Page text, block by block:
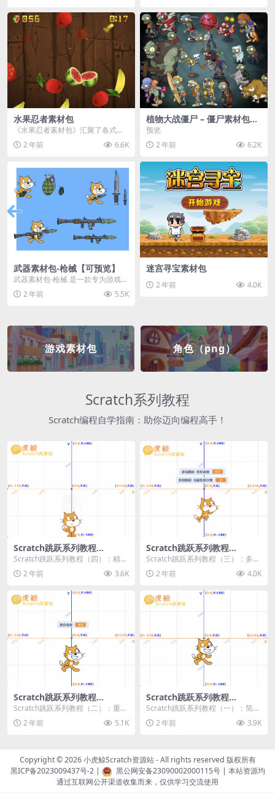
水果忍者素材包
《水果忍者素材包》汇聚了各式鲜
美诱人的水果图像与清脆悦耳的切
割音效，专为追求极致...
2 年前 6.6K
植物大战僵尸 – 僵尸素材包
【可预览】
预览
2 年前
6.2K
武器素材包-枪械【可预览】
武器素材包-枪械 是一款专为游戏开
发者和创作者设计的素材包，包含
多种高质量的枪械...
2 年前 5.5K
迷宫寻宝素材包
2 年前 4.0K
游戏素材包 角色（png）
Scratch系列教程
Scratch编程自学指南：助你迈向编程高手！
Scratch跳跃系列教程
（四）：精准着陆
Scratch跳跃系列教程（四）：精准
着陆 作者：小虎鲸Scratch资源站
... 2 年前 3.6K
Scratch跳跃系列教程
（三）：多段跳跃
Scratch跳跃系列教程（三）：多段
跳跃 作者：小虎鲸Scratch资源站
连...2 年前 4.0K
Scratch跳跃系列教程
（二）：重力跳跃
Scratch跳跃系列教程（二）：重力
跳跃 作者：小虎鲸Scratch资源站
按...2 年前 5.1K
Scratch跳跃系列教程
（一）：简单跳跃
Scratch跳跃系列教程（一）：简单
跳跃 作者：小虎鲸Scratch资源站
按...2 年前 3.9K
Copyright © 2026小虎鲸Scratch资源站- All rights reserved 版权所有
黑ICP备2023009437号-2| 黑公网安备23090002000115号| 本站资源均
通过互联网公开渠道收集而来，仅供学习交流使用